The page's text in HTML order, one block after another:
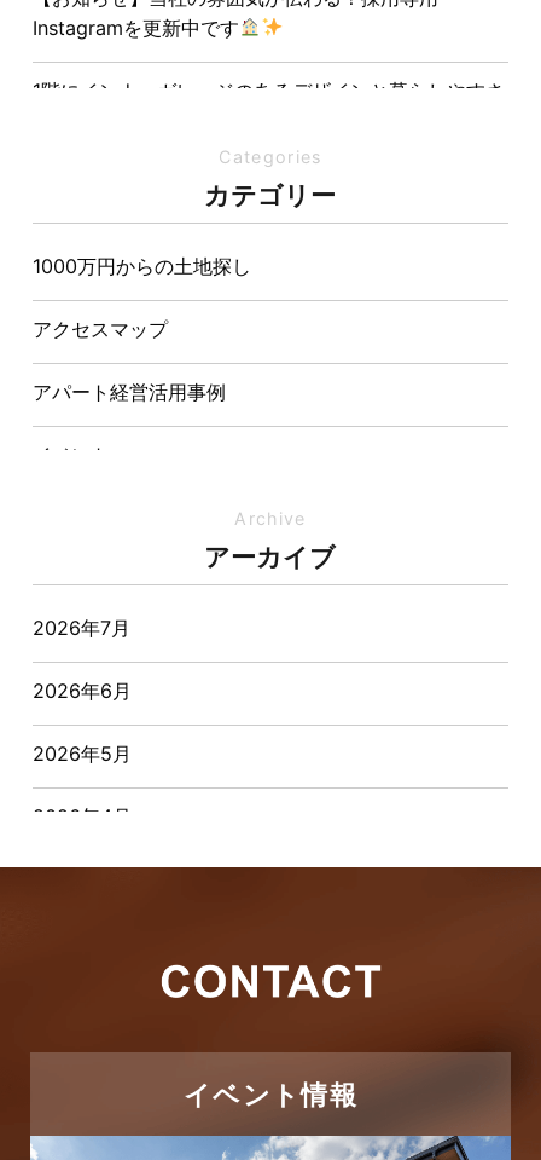
Instagramを更新中です
1階にインナーガレージのあるデザインと暮らしやすさ
夏の熱中症対策は家づくりから。屋根・壁・基礎の構
造が快適さをつくる理由
【埼玉県経営品質知事賞】大野知事へ受賞のご報告と
表敬訪問を行いました
Categories
カテゴリー
1000万円からの土地探し
アクセスマップ
アパート経営活用事例
イベント
オーナー様からの質問
おすすめ物件
お客様インタビュー
お客様の声
つくばエクスプレス線
ピアラシティ店-ブログ
Archive
アーカイブ
2026年7月
2026年6月
2026年5月
2026年4月
2025年11月
イベント情報